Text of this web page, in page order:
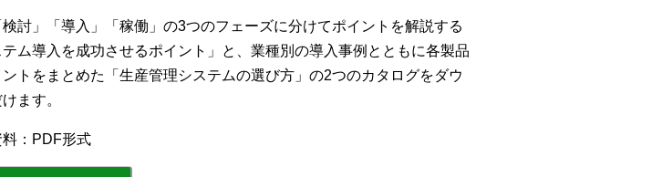
討」「導入」「稼働」の3つのフェーズに分けてポイントを解説する
テム導入を成功させるポイント」と、業種別の導入事例とともに各製品
トをまとめた「生産管理システムの選び方」の2つのカタログをダウ
ます。
：PDF形式